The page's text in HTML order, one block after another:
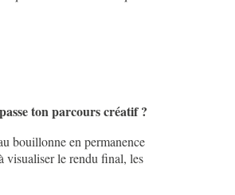
ton parcours créatif ?
bouillonne en permanence
visualiser le rendu final, les